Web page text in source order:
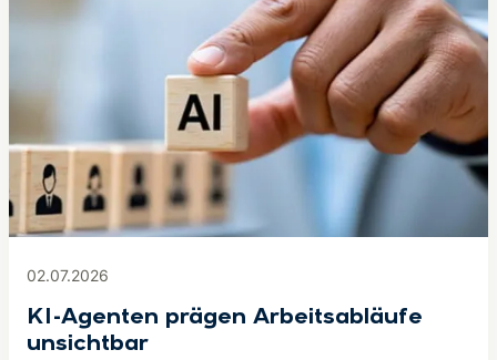
02.07.2026
KI-Agenten prägen Arbeitsabläufe
unsichtbar